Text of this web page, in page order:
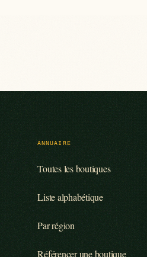
ANNUAIRE
Toutes les boutiques
Liste alphabétique
Par région
Référencer une boutique